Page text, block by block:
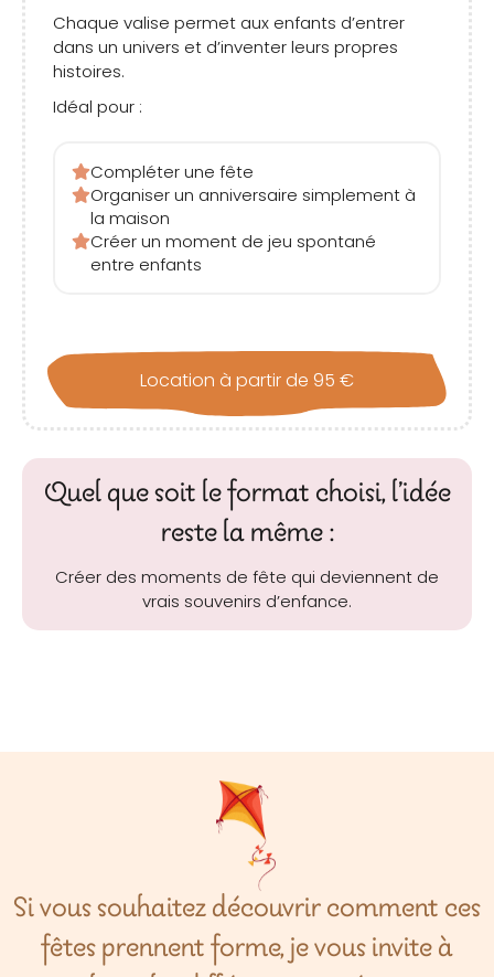
Chaque valise permet aux enfants d’entrer
dans un univers et d’inventer leurs propres
histoires.
Idéal pour :
Compléter une fête
Organiser un anniversaire simplement à
la maison
Créer un moment de jeu spontané
entre enfants
Location à partir de 95 €
Quel que soit le format choisi, l’idée
reste la même :
Créer des moments de fête qui deviennent de
vrais souvenirs d’enfance.
Si vous souhaitez découvrir comment ces
fêtes prennent forme, je vous invite à